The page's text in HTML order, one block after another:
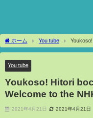
ホーム You tube
Soundtrack
You tube
Youkoso! Hitori
Welcome to the
2021年4月21日 2021年4月21日